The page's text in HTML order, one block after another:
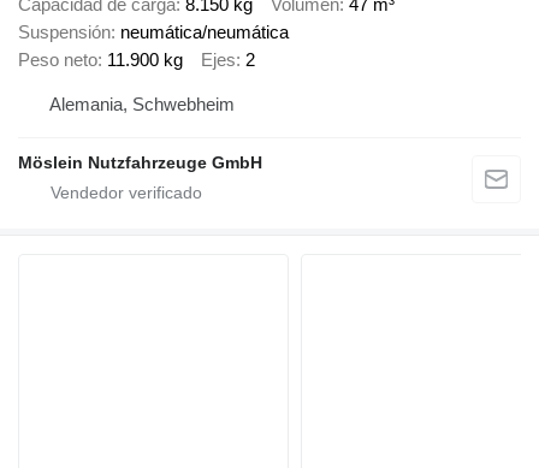
Suspensión neumática/neumática
Peso neto 11.900 kg Ejes 2
Alemania, Schwebheim
Möslein Nutzfahrzeuge GmbH